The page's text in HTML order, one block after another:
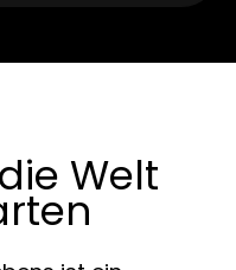
Welt